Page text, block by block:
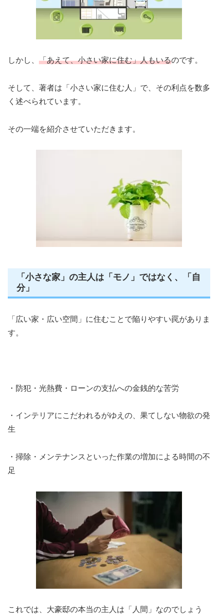
しかし、 「あえて、小さい家に住む」人もいるのです。
そして、著者は「小さい家に住む人」で、その利点を数多
く述べられています。
その一端を紹介させていただきます。
「小さな家」の主人は「モノ」ではなく、「自
分」
「広い家・広い空間」に住むことで陥りやすい罠がありま
す。
・防犯・光熱費・ローンの支払への金銭的な苦労
・インテリアにこだわれるがゆえの、果てしない物欲の発
生
・掃除・メンテナンスといった作業の増加による時間の不
足
これでは、大豪邸の本当の主人は「人間」なのでしょう